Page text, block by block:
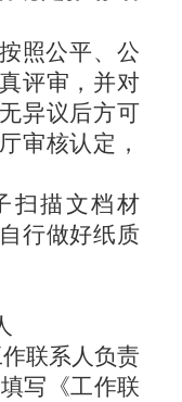
照公平、公
评审，并对
异议后方可
审核认定，
扫描文档材
行做好纸质
联系人负责
写《工作联